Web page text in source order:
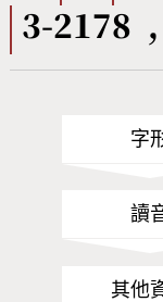
CNS查詢
3-2178
字
讀
其他